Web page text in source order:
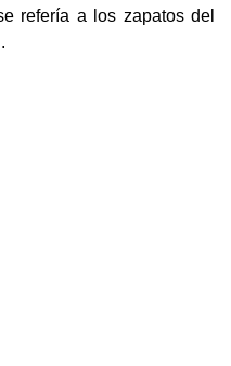
refería a los zapatos del